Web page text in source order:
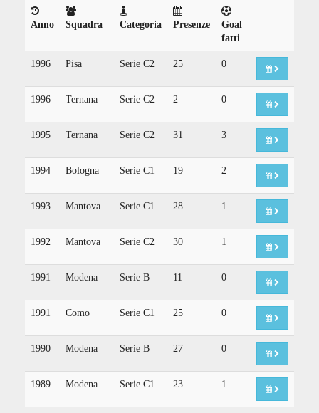
Anno Squadra Categoria Presenze
Goal
fatti
1996 Pisa Serie C2 25 0
1996 Ternana Serie C2 2 0
1995 Ternana Serie C2 31 3
1994 Bologna Serie C1 19 2
1993 Mantova Serie C1 28 1
1992 Mantova Serie C2 30 1
1991 Modena Serie B 11 0
1991 Como Serie C1 25 0
1990 Modena Serie B 27 0
1989 Modena Serie C1 23 1